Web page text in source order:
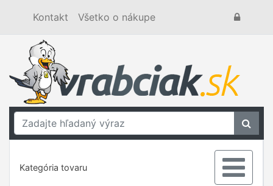
Kontakt Všetko o nákupe
Kategória tovaru